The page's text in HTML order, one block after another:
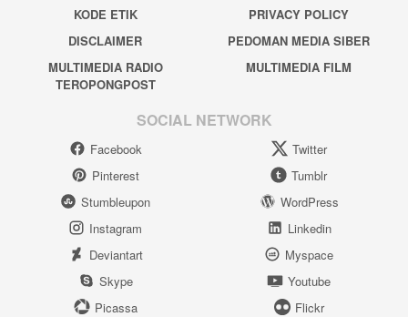
KODE ETIK
PRIVACY POLICY
DISCLAIMER
PEDOMAN MEDIA SIBER
MULTIMEDIA RADIO
TEROPONGPOST
MULTIMEDIA FILM
SOCIAL NETWORK
Facebook
Twitter
Pinterest
Tumblr
Stumbleupon
WordPress
Instagram
Linkedin
Deviantart
Myspace
Skype
Youtube
Picassa
Flickr